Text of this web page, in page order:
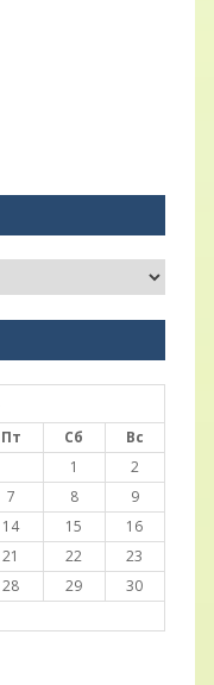
Пт Сб
Вс
1
2
7 8
9
14 15
16
21 22
23
28 29
30